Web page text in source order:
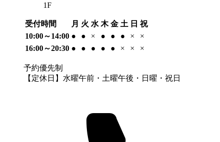
1F
受付時間 月 火 水 木 金 土 日 祝
10:00～14:00 ● ● × ● ● ● ×
×
16:00～20:30 ● ● ● ● ● × × ×
予約優先制
【定休日】水曜午前・土曜午後・日曜・祝日